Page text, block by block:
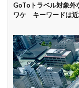
GoToトラベル対象外
ワケ キーワードは近